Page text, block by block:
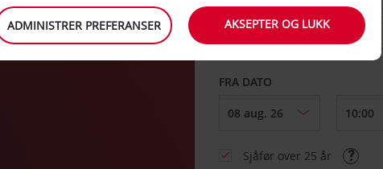
Velg et annet
FRA DATO
Sjåfør over 25 år
ADMINISTRER PREFERANSER AKSEPTER OG LUKK